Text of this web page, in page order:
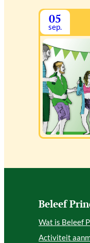
05
sep.
Beleef
Wat is Beleef
Activiteit